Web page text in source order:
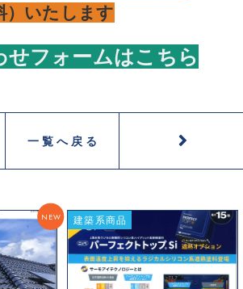
）いたします
せフォームはこちら
一覧へ戻る
NEW 建築系商品